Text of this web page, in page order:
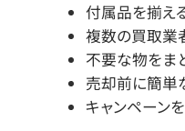
付属品を揃え
複数の買取業
不要な物をま
売却前に簡単
キャンペーン